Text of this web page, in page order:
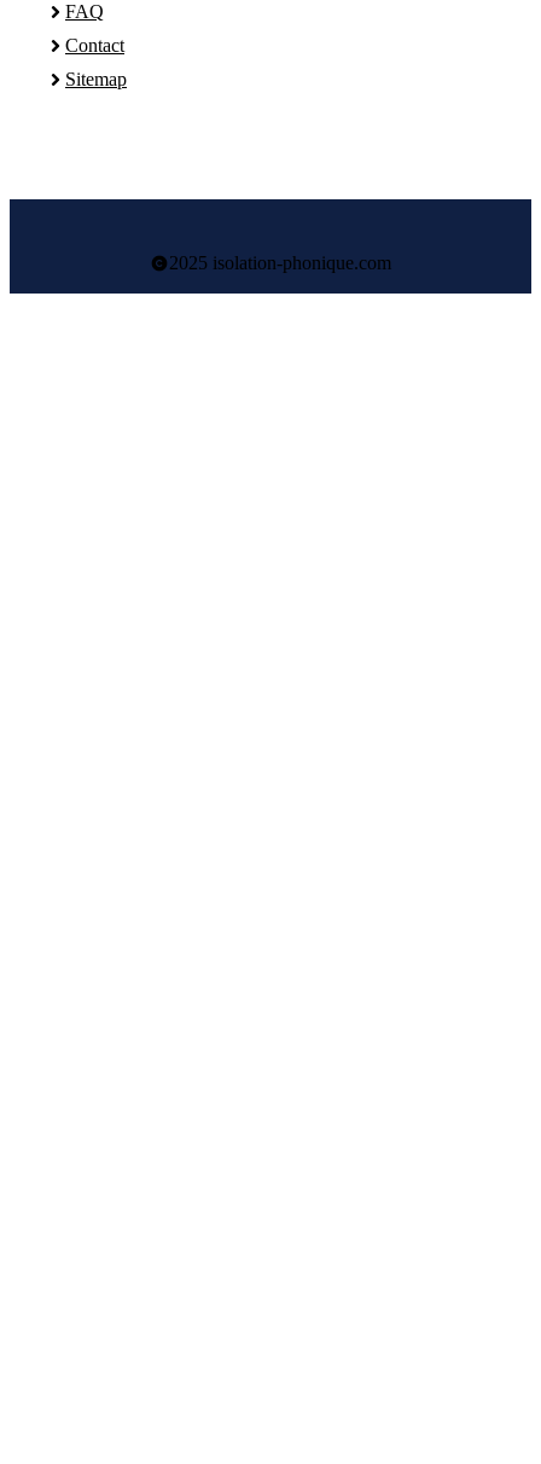
FAQ
Contact
Sitemap
2025 isolation-phonique.com